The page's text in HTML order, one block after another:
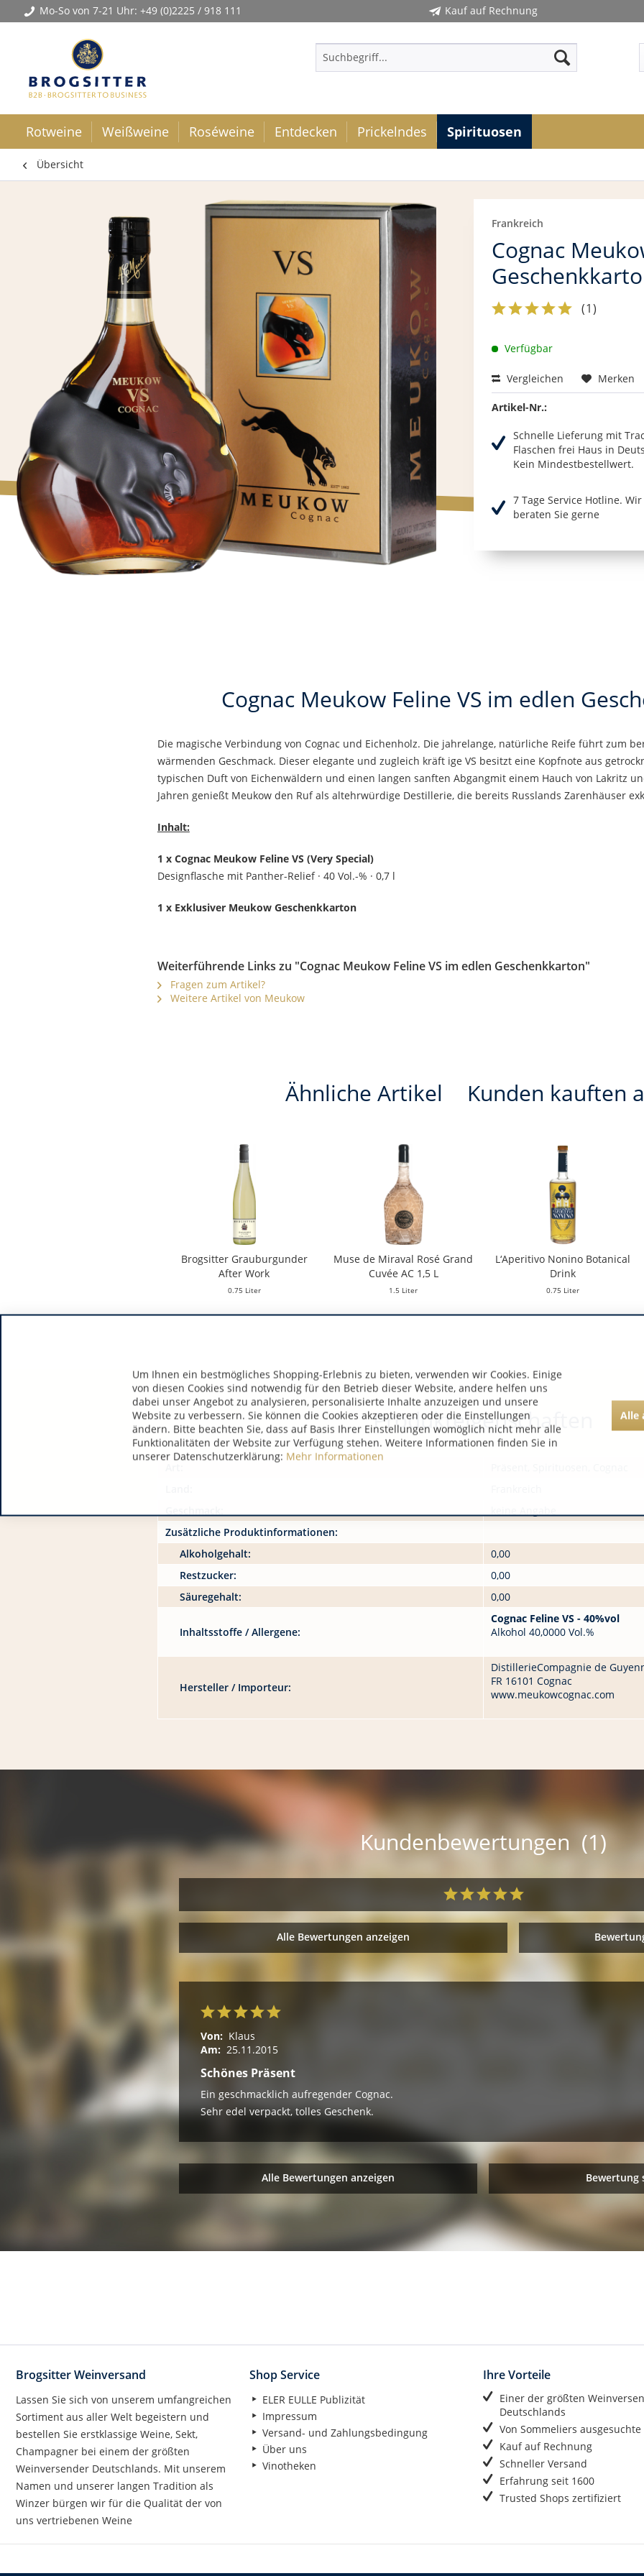
Mo-So von 7-21 Uhr: +49 (0)2225 / 918 111 Kauf auf Rechnung
Rotweine Weißweine Roséweine Entdecken Prickelndes Spirituosen
Übersicht
Frankreich
Cognac
(1)
Verfügbar
Vergleichen Merken
Artikel-Nr.:
Schnelle Lieferung mit
Flaschen frei Haus in
Kein Mindestbestellwert.
7 Tage Service Hotline.
beraten Sie gerne
Cognac Meukow Feline VS im edlen
Die magische Verbindung von Cognac und Eichenholz. Die jahrelange, natürliche Reife führt zum
wärmenden Geschmack. Dieser elegante und zugleich kräft ige VS besitzt eine Kopfnote aus
typischen Duft von Eichenwäldern und einen langen sanften Abgangmit einem Hauch von Lakritz
Jahren genießt Meukow den Ruf als altehrwürdige Destillerie, die bereits Russlands Zarenhäuser
Inhalt:
1 x Cognac Meukow Feline VS (Very Special)
Designflasche mit Panther-Relief · 40 Vol.-% · 0,7 l
1 x Exklusiver Meukow Geschenkkarton
Weiterführende Links zu "Cognac Meukow Feline VS im edlen Geschenkkarton"
Fragen zum Artikel?
Weitere Artikel von Meukow
Ähnliche Artikel Kunden kauften
Brogsitter Grauburgunder
After Work
0.75 Liter
Muse de Miraval Rosé Grand
Cuvée AC 1,5 L
1.5 Liter
L‘Aperitivo Nonino Botanical
Drink
0.75 Liter
Produkteigenschaften
Zusätzliche Produktinformationen:
Alkoholgehalt:
0,00
Restzucker:
0,00
Säuregehalt:
0,00
Inhaltsstoffe / Allergene:
Cognac Feline VS - 40%vol
Alkohol 40,0000 Vol.%
Hersteller / Importeur:
DistillerieCompagnie de
FR 16101 Cognac
www.meukowcognac.com
Kundenbewertungen (1)
Alle Bewertungen anzeigen
Von: Klaus
Am: 25.11.2015
Schönes Präsent
Ein geschmacklich aufregender Cognac.
Sehr edel verpackt, tolles Geschenk.
Alle Bewertungen anzeigen Bewertung
Brogsitter Weinversand
Lassen Sie sich von unserem umfangreichen
Sortiment aus aller Welt begeistern und
bestellen Sie erstklassige Weine, Sekt,
Champagner bei einem der größten
Weinversender Deutschlands. Mit unserem
Namen und unserer langen Tradition als
Winzer bürgen wir für die Qualität der von
uns vertriebenen Weine
Shop Service
ELER EULLE Publizität
Impressum
Versand- und Zahlungsbedingung
Über uns
Vinotheken
Ihre Vorteile
Einer der größten
Deutschlands
Von Sommeliers ausgesuchte
Kauf auf Rechnung
Schneller Versand
Erfahrung seit 1600
Trusted Shops zertifiziert
Um Ihnen ein bestmögliches Shopping-Erlebnis zu bieten, verwenden wir Cookies. Einige
von diesen Cookies sind notwendig für den Betrieb dieser Website, andere helfen uns
dabei unser Angebot zu analysieren, personalisierte Inhalte anzuzeigen und unsere
Website zu verbessern. Sie können die Cookies akzeptieren oder die Einstellungen
ändern. Bitte beachten Sie, dass auf Basis Ihrer Einstellungen womöglich nicht mehr alle
Funktionalitäten der Website zur Verfügung stehen. Weitere Informationen finden Sie in
unserer Datenschutzerklärung: Mehr Informationen
Alle